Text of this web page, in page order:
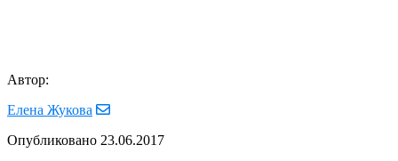
Автор:
Елена Жукова
Опубликовано 23.06.2017